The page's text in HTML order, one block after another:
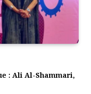
: Ali Al-Shammari,